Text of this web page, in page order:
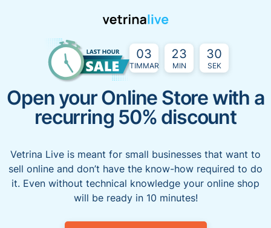
03 23 29
Open your Online Store with a
recurring 50% discount
Vetrina Live is meant for small businesses that want to
sell online and don’t have the know-how required to do
it. Even without technical knowledge your online shop
will be ready in 10 minutes!